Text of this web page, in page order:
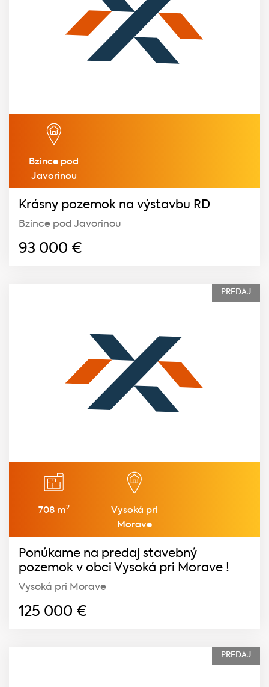
Bzince pod
Javorinou
Krásny pozemok na výstavbu RD
Bzince pod Javorinou
93 000 €
PREDAJ
708 m2
Vysoká pri
Morave
Ponúkame na predaj stavebný
pozemok v obci Vysoká pri Morave !
Vysoká pri Morave
125 000 €
PREDAJ